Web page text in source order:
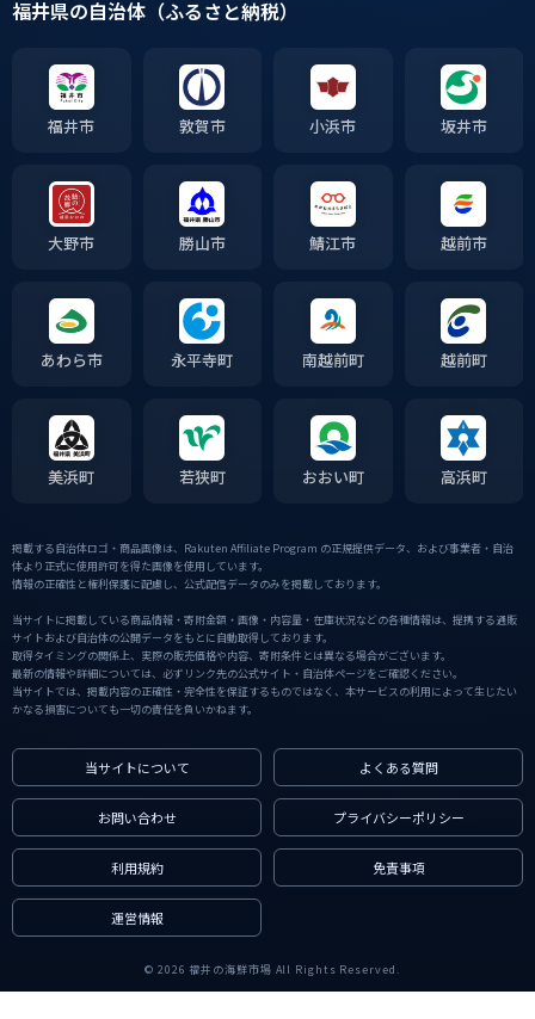
福井県の自治体（ふるさと納税）
福井市 敦賀市 小浜市 坂井市
大野市 勝山市 鯖江市 越前市
あわら市 永平寺町 南越前町 越前町
美浜町 若狭町 おおい町 高浜町
掲載する自治体ロゴ・商品画像は、Rakuten Affiliate Program の正規提供データ、および事業者・自治
体より正式に使用許可を得た画像を使用しています。
情報の正確性と権利保護に配慮し、公式配信データのみを掲載しております。
当サイトに掲載している商品情報・寄附金額・画像・内容量・在庫状況などの各種情報は、提携する通販
サイトおよび自治体の公開データをもとに自動取得しております。
取得タイミングの関係上、実際の販売価格や内容、寄附条件とは異なる場合がございます。
最新の情報や詳細については、必ずリンク先の公式サイト・自治体ページをご確認ください。
当サイトでは、掲載内容の正確性・完全性を保証するものではなく、本サービスの利用によって生じたい
かなる損害についても一切の責任を負いかねます。
当サイトについて よくある質問
お問い合わせ プライバシーポリシー
利用規約 免責事項
運営情報
© 2026 福井の海鮮市場 All Rights Reserved.